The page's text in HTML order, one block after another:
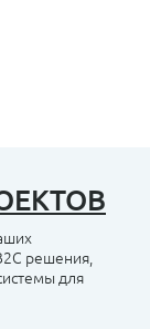
решения,
для